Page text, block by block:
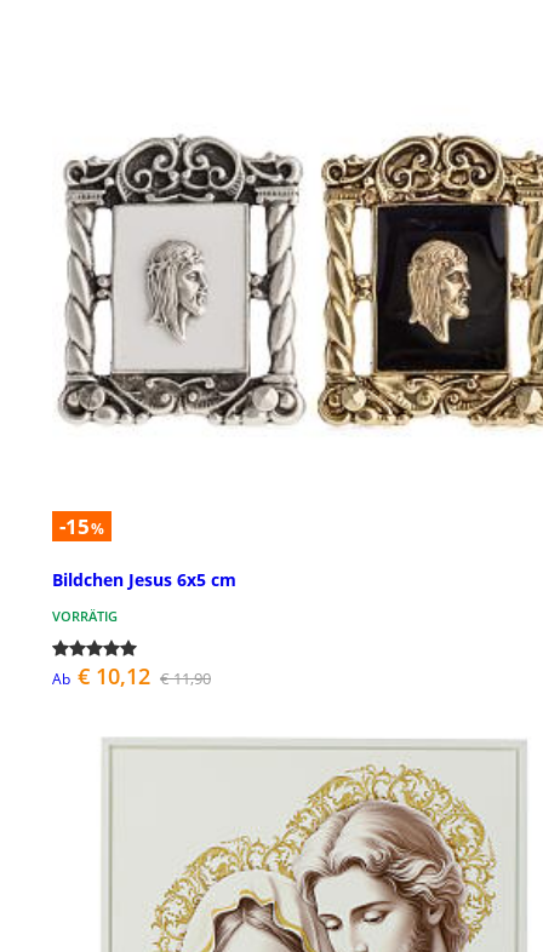
-15%
Bildchen Jesus 6x5 cm
VORRÄTIG
Ab € 10,12 € 11,90